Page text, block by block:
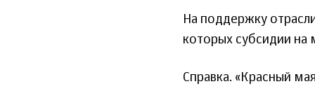
На поддержку
которых субсидии на
Справка. «Красный